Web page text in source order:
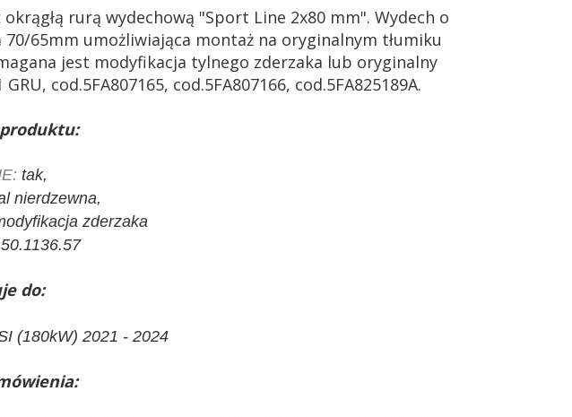
rurą wydechową "Sport Line 2x80 mm". Wydech o
65mm umożliwiająca montaż na oryginalnym tłumiku
jest modyfikacja tylnego zderzaka lub oryginalny
cod.5FA807165, cod.5FA807166, cod.5FA825189A.
tak,
nierdzewna,
zderzaka
50.1136.57
do:
(180kW) 2021 - 2024